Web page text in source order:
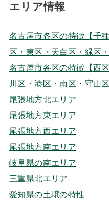
エリア情報
名古屋市各区の特徴【千
区・東区・天白区・緑区・
名古屋市各区の特徴【西
川区・港区・南区・守山区
尾張地方北エリア
尾張地方東エリア
尾張地方西エリア
尾張地方南エリア
岐阜県の南エリア
三重県北エリア
愛知県の土壌の特性